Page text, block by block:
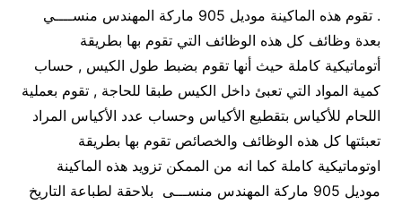
. تقوم هذه الماكينة موديل 905 ماركة المهندس منســــي
بعدة وظائف كل هذه الوظائف التي تقوم بها بطريقة
أتوماتيكية كاملة حيث أنها تقوم بضبط طول الكيس , حساب
كمية المواد التي تعبئ داخل الكيس طبقا للحاجة , تقوم بعملية
اللحام للأكياس بتقطيع الأكياس وحساب عدد الأكياس المراد
تعبئتها كل هذه الوظائف والخصائص تقوم بها بطريقة
اوتوماتيكية كاملة كما انه من الممكن تزويد هذه الماكينة
موديل 905 ماركة المهندس منســـى بلاحقة لطباعة التاريخ